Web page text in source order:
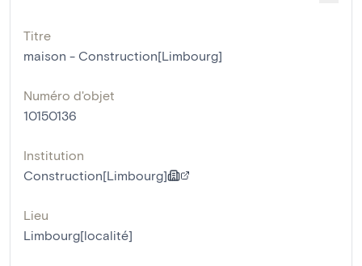
Titre
maison - Construction[Limbourg]
Numéro d'objet
10150136
Institution
Construction[Limbourg]
Lieu
Limbourg[localité]